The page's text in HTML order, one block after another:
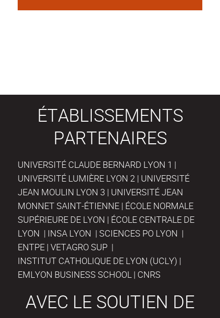
ÉTABLISSEMENTS
PARTENAIRES
UNIVERSITÉ CLAUDE BERNARD LYON 1 |
UNIVERSITÉ LUMIÈRE LYON 2 | UNIVERSITÉ
JEAN MOULIN LYON 3 | UNIVERSITÉ JEAN
MONNET SAINT-ÉTIENNE | ÉCOLE NORMALE
SUPÉRIEURE DE LYON | ÉCOLE CENTRALE DE
LYON | INSA LYON | SCIENCES PO LYON |
ENTPE | VETAGRO SUP |
INSTITUT CATHOLIQUE DE LYON (UCLY) |
EMLYON BUSINESS SCHOOL | CNRS
AVEC LE SOUTIEN DE